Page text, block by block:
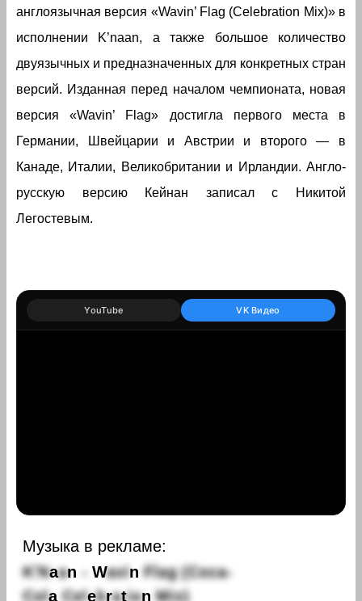
англоязычная версия «Wavin’ Flag (Celebration Mix)» в
исполнении K’naan, а также большое количество
двуязычных и предназначенных для конкретных стран
версий. Изданная перед началом чемпионата, новая
версия «Wavin’ Flag» достигла первого места в
Германии, Швейцарии и Австрии и второго — в
Канаде, Италии, Великобритании и Ирландии. Англо-
русскую версию Кейнан записал с Никитой
Легостевым.
YouTube VK Видео
Музыка в рекламе:
K'Naan Wavin Flag (Coca-
Cola Celebration Mix)